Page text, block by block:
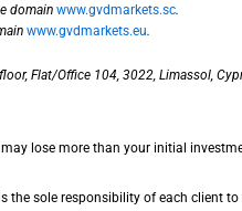
domain www.gvdmarkets.sc.
www.gvdmarkets.eu.
Flat/Office 104, 3022, Limassol,
lose more than your initial
the sole responsibility of each client to